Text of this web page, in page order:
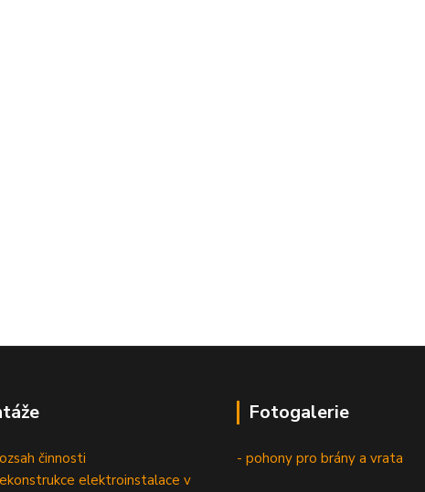
činnosti
elektroinstalace v
Fotogalerie
- pohony pro brány a vrata